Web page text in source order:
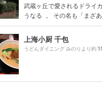
武蔵ヶ丘で愛されるドライ
うなる 。 その名も「まざ
上海小厨 千包
うどんダイニング みのりより約